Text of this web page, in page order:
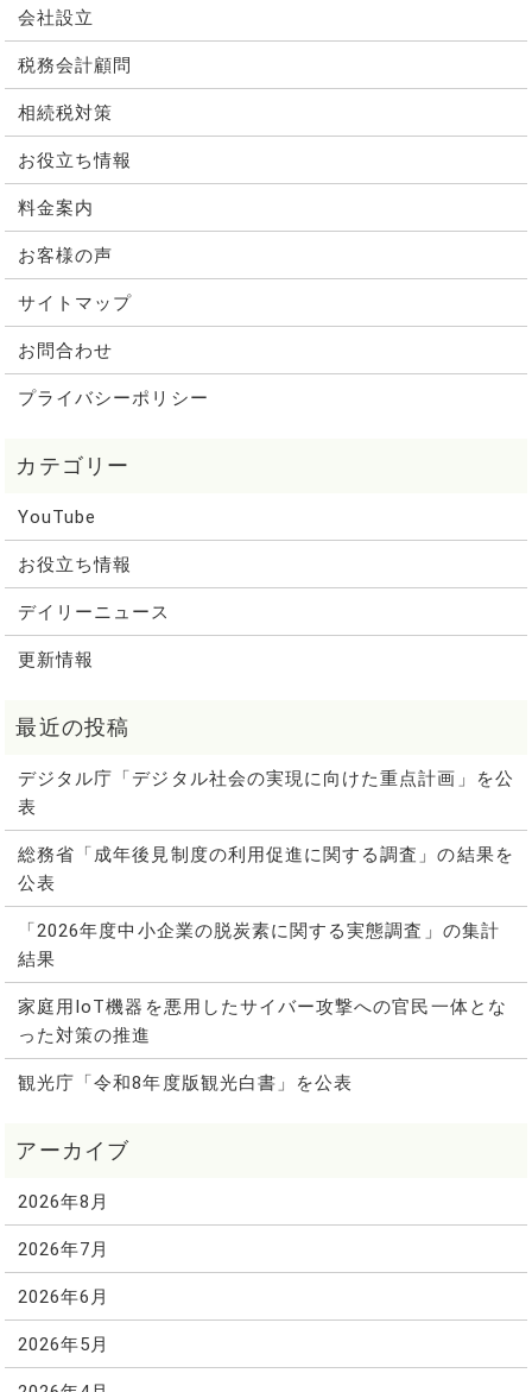
会社設立
税務会計顧問
相続税対策
お役立ち情報
料金案内
お客様の声
サイトマップ
お問合わせ
プライバシーポリシー
YouTube
お役立ち情報
デイリーニュース
更新情報
デジタル庁「デジタル社会の実現に向けた重点計画」を公
表
総務省「成年後見制度の利用促進に関する調査」の結果を
公表
「2026年度中小企業の脱炭素に関する実態調査」の集計
結果
家庭用IoT機器を悪用したサイバー攻撃への官民一体とな
った対策の推進
観光庁「令和8年度版観光白書」を公表
2026年8月
2026年7月
2026年6月
2026年5月